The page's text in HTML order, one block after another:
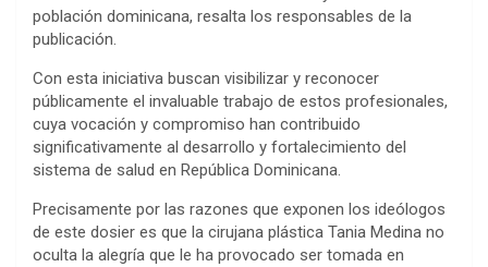
población dominicana, resalta los responsables de la
publicación.
Con esta iniciativa buscan visibilizar y reconocer
públicamente el invaluable trabajo de estos profesionales,
cuya vocación y compromiso han contribuido
significativamente al desarrollo y fortalecimiento del
sistema de salud en República Dominicana.
Precisamente por las razones que exponen los ideólogos
de este dosier es que la cirujana plástica Tania Medina no
oculta la alegría que le ha provocado ser tomada en